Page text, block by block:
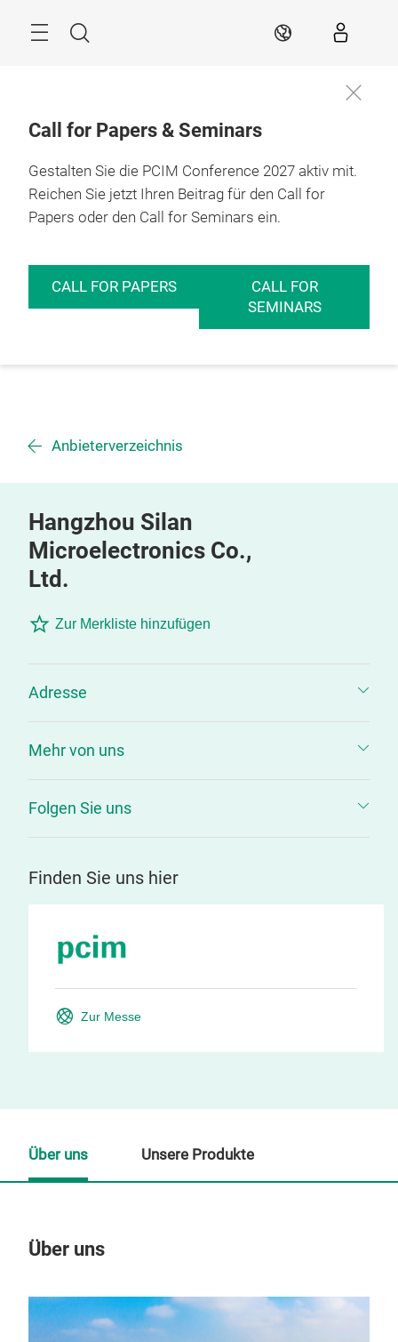
Suche DE
Call for Papers & Seminars
Gestalten Sie die PCIM Conference 2027 aktiv mit.
Reichen Sie jetzt Ihren Beitrag für den Call for
Papers oder den Call for Seminars ein.
CALL FOR PAPERS
CALL FOR
SEMINARS
Anbieterverzeichnis
Hangzhou Silan
Microelectronics Co.,
Ltd.
Zur Merkliste hinzufügen
Adresse
Mehr von uns
Folgen Sie uns
Finden Sie uns hier
Zur Messe
Über uns
Über uns Unsere Produkte